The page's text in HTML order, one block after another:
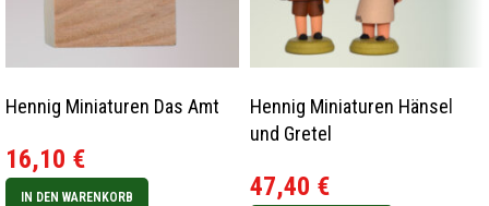
Hennig Miniaturen Das Amt
16,10 €
IN DEN WARENKORB
Hennig Miniaturen Hänsel
und Gretel
47,40 €